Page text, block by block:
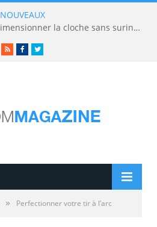
NOUVEAUX
Boxer 30 ou Boxer 42 : dimensionner la cloche sans surinvestir
RSSFacebookTwitter
» Perfectionner votre tir à l’arc